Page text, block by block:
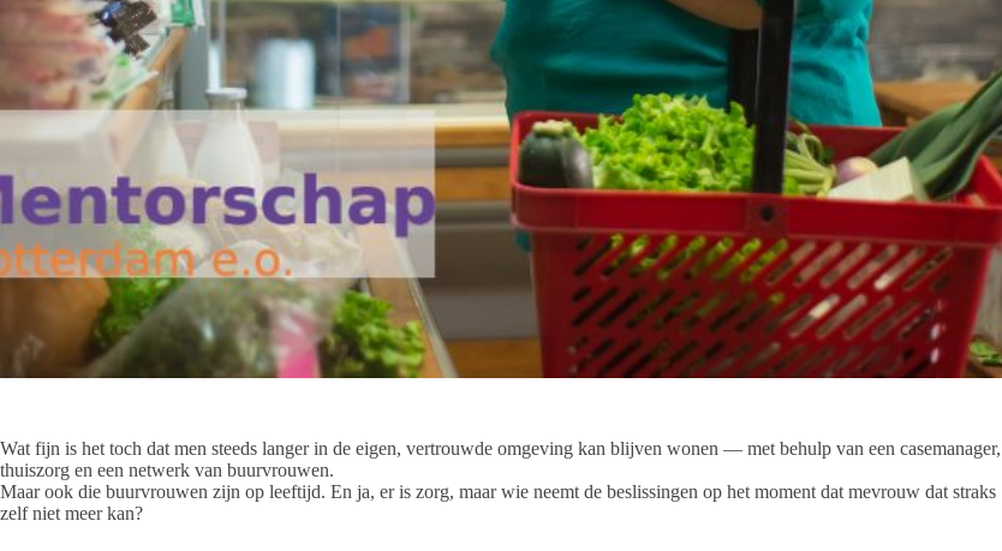
Wat fijn is het toch dat men steeds langer in de eigen, vertrouwde omgeving kan blijven wonen — met behulp van een casemanager,
thuiszorg en een netwerk van buurvrouwen.
Maar ook die buurvrouwen zijn op leeftijd. En ja, er is zorg, maar wie neemt de beslissingen op het moment dat mevrouw dat straks
zelf niet meer kan?